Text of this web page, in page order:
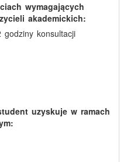
wymagających
akademickich:
konsultacji
uzyskuje w ramach